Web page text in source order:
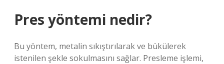
Pres yöntemi nedir?
Bu yöntem, metalin sıkıştırılarak ve bükülerek
istenilen şekle sokulmasını sağlar. Presleme işlemi,